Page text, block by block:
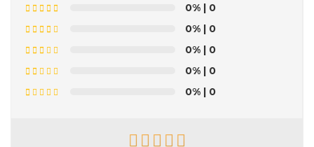
0% | 0
0% | 0
0% | 0
0% | 0
0% | 0